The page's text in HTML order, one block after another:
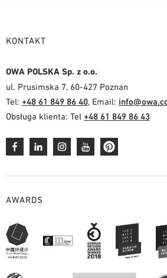
KONTAKT
OWA POLSKA Sp. z o.o.
ul. Prusimska 7, 60-427 Poznan
Tel: +48 61 849 86 40, Email:
Obsługa klienta: Tel +48 61 849 86 43
AWARDS